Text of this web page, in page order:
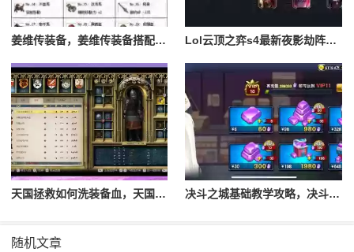
姜维传装备，姜维传装备搭配一览表最新 Lol云顶之弈s4最新夜影劫阵容搭配，云顶之奕夜影劫阵容
天国拯救如何洗装备血，天国拯救怎么洗衣服 决斗之城基础教学攻略，决斗之城教学攻略2111
随机文章